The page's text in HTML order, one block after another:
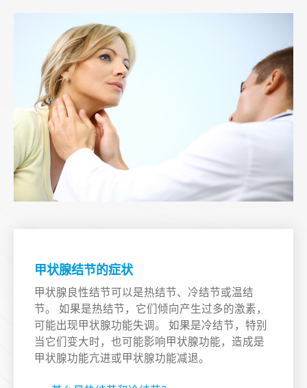
甲状腺结节的症状
甲状腺良性结节可以是热结节、冷结节或温结
节。 如果是热结节，它们倾向产生过多的激素，
可能出现甲状腺功能失调。 如果是冷结节，特别
当它们变大时，也可能影响甲状腺功能，造成是
甲状腺功能亢进或甲状腺功能减退。